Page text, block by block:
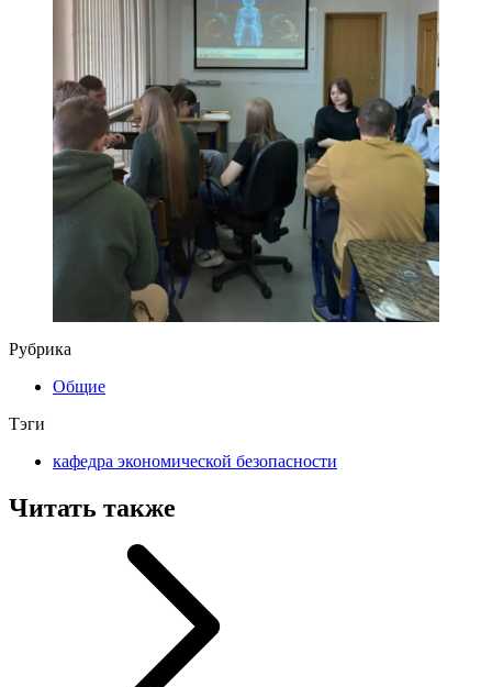
Рубрика
Общие
Тэги
кафедра экономической безопасности
Читать также